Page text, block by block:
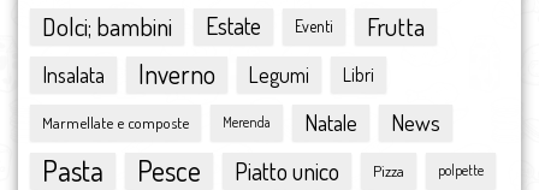
marzo 2016
febbraio 2016
gennaio 2016
novembre 2015
ottobre 2015
Dolci; bambini Estate Eventi Frutta
Insalata Inverno Legumi Libri
Marmellate e composte Merenda Natale News
Pasta Pesce Piatto unico Pizza polpette